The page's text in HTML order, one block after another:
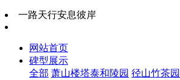
一路天行安息彼岸
网站首页
碑型展示
全部 萧山楼塔泰和陵园 径山竹茶园